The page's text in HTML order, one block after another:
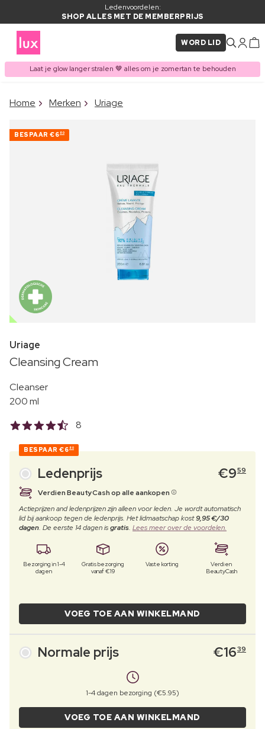
Ledenvoordelen:
SHOP ALLES MET DE MEMBERPRIJS
WORD LID
Laat je glow langer stralen 🤎 alles om je zomertan te behouden
ITEM TOEGEVOEGD AAN
Vaak samen gekocht met
Home Merken Uriage
BESPAAR €6 80
OUTLET
Uriage
Cleansing Cream
Cleanser
200 ml
8
BESPAAR €6 80
Ledenprijs €959
Verdien BeautyCash op alle aankopen
Actieprijzen and ledenprijzen zijn alleen voor leden. Je wordt automatisch
lid bij aankoop tegen de ledenprijs. Het lidmaatschap kost9,95 €/30
dagen. De eerste 14 dagen isgratis. Lees meer over de voordelen.
Bezorging in 1-4
dagen
Gratis bezorging
vanaf €19
Vaste korting
Verdien
BeautyCash
VOEG TOE AAN WINKELMAND
Normale prijs €1639
1-4 dagen bezorging (€5.95)
VOEG TOE AAN WINKELMAND